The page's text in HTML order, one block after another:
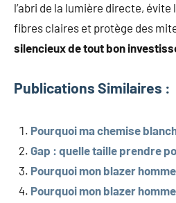
l’abri de la lumière directe,
fibres claires et protège des
silencieux de tout bon
Publications Similaires :
Pourquoi ma chemise
Gap : quelle taille prendre
Pourquoi mon blazer
Pourquoi mon blazer